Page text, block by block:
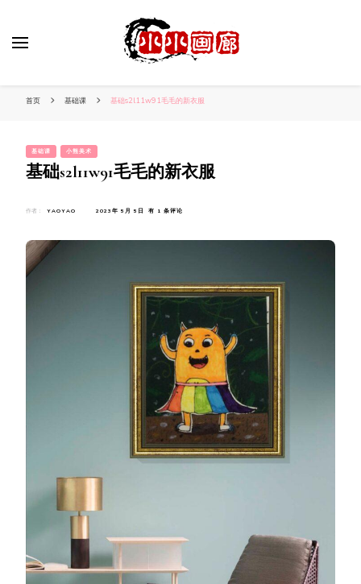
首页 基础课 基础s2l11w91毛毛的新衣服
基础课 小熊美术
基础s2l11w91毛毛的新衣服
作者： YAOYAO 2023年 5月 5日
基
毛
服
有 1 条评论